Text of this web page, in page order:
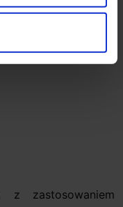
z zastosowaniem